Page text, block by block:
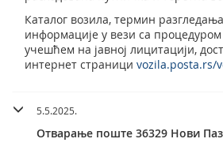
Каталог возила, термин
информације у вези са
учешћем на јавној лицитацији,
интернет страници vozila.posta.rs/
5.5.2025.
Отварање поште 36329 Нови